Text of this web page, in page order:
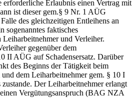
erforderliche Erlaubnis einen Vertrag mit
ist dieser gem.§ 9 Nr. 1 AÜG
des gleichzeitigen Entleihens an
sogenanntes faktisches
und Verleiher.
gegenüber dem
II AÜG auf Schadensersatz. Darüber
des Beginns der Tätigkeit beim
dem Leiharbeitnehmer gem. § 10 I
Der Leiharbeitnehmer erlangt
Vergütungsanspruch (BAG NZA